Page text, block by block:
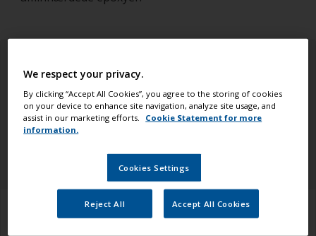
Hvordan man spotter det
We respect your privacy.
By clicking “Accept All Cookies”, you agree to the storing of cookies
on your device to enhance site navigation, analyze site usage, and
assist in our marketing efforts.
Cookie Statement for more
information.
Cookies Settings
Reject All Accept All Cookies